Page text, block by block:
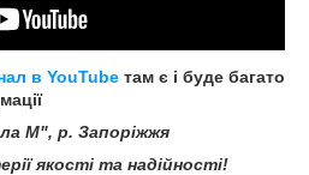
в YouTube там є і буде багато
М", р. Запоріжжя
якості та надійності!